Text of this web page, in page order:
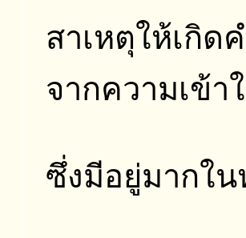
สาเหตุให้เกิด
จากความเข้า
ซึ่งมีอยู่มากใ